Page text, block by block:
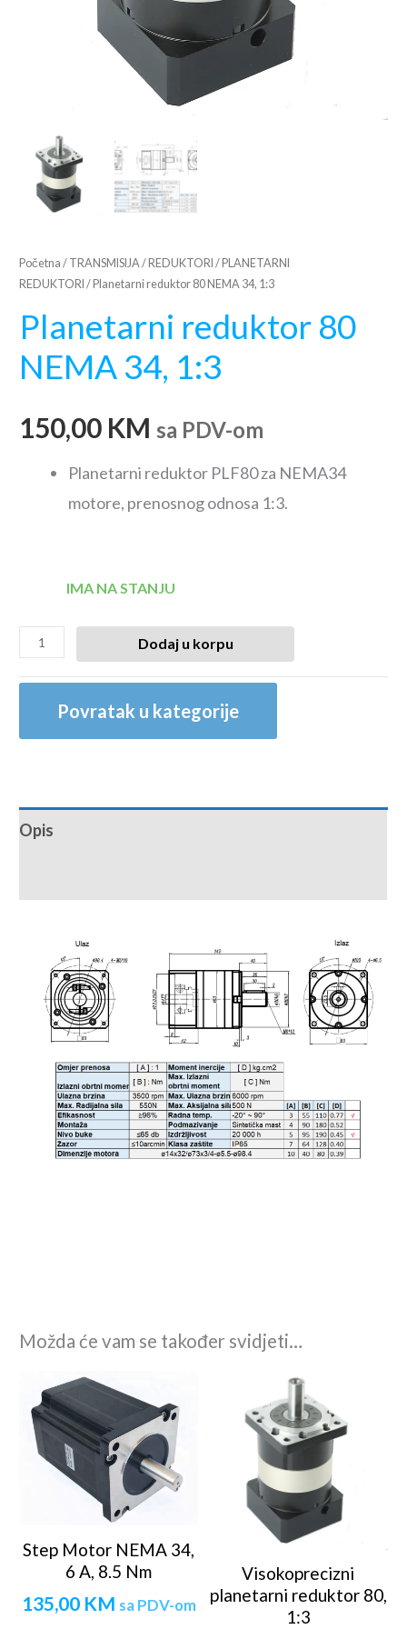
Početna / TRANSMISIJA/ REDUKTORI / PLANETARNI
REDUKTORI / Planetarni reduktor 80 NEMA 34, 1:3
Planetarni reduktor 80
NEMA 34, 1:3
150,00 KM sa PDV-om
Planetarni reduktor PLF80 za NEMA34
motore, prenosnog odnosa 1:3.
IMA NA STANJU
Dodaj u korpu
Povratak u kategorije
Opis
Možda će vam se također svidjeti…
Step Motor NEMA 34,
6 A, 8.5 Nm
135,00 KM sa PDV-om
Visokoprecizni
planetarni reduktor 80,
1:3